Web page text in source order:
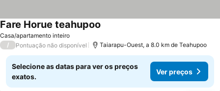
Casa/apartamento inteiro
Fare Horue teahupoo
/ Pontuação não disponível Taiarapu-Ouest, a 8.0 km de Teahupoo
Selecione as datas para ver os preços
exatos.
Ver preços